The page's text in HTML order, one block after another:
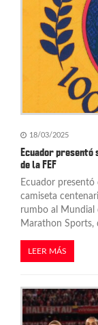
18/03/2025
Ecuador
de la FEF
Ecuador presentó
camiseta
rumbo al Mundial
Marathon Sports,
LEER MÁS